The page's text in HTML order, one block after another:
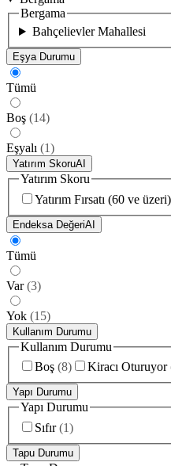
Bergama
Bahçelievler Mahallesi
Eşya Durumu
Tümü
Boş (14)
Eşyalı (1)
Yatırım SkoruAI
Yatırım Skoru
Yatırım Fırsatı (60 ve üzeri)
Endeksa DeğeriAI
Tümü
Var (3)
Yok (15)
Kullanım Durumu
Kullanım Durumu
Boş (8) Kiracı Oturuyor
Yapı Durumu
Yapı Durumu
Sıfır (1)
Tapu Durumu